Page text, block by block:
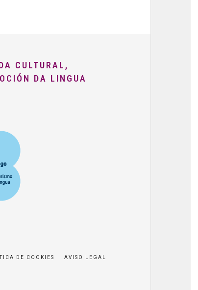
CULTURAL,
DA LINGUA
DE COOKIES
AVISO LEGAL